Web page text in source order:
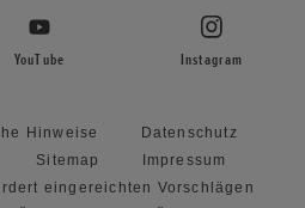
YouTube Instagram
Hinweise
Datenschutz
Sitemap
Impressum
eingereichten Vorschlägen